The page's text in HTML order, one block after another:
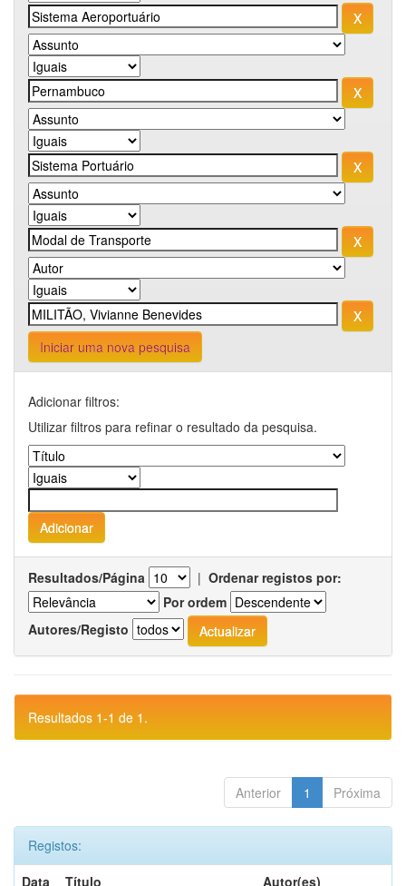
Iniciar uma nova pesquisa
Adicionar filtros:
Utilizar filtros para refinar o resultado da pesquisa.
Resultados/Página | Ordenar registos por:
Por ordem
Autores/Registo
Resultados 1-1 de 1.
Anterior 1 Próxima
Registos:
Data
Título
Autor(es)